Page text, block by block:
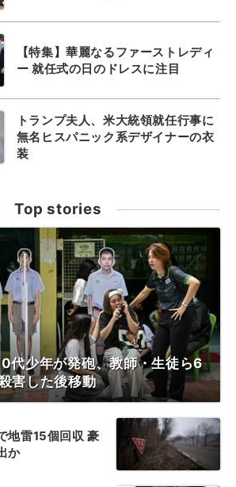
【特集】華麗なるファーストレディ
ー 就任式の日のドレスに注目
トランプ夫人、米大統領就任行事に
無名ヒスパニック系デザイナーの衣
装
Top stories
代少年が発砲、教師・生徒ら6
害した後移動
地雷15個回収 豪
か